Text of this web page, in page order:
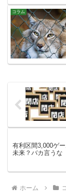
コラム
有利区間3,000ゲ
未来？バカ言うな
ホーム